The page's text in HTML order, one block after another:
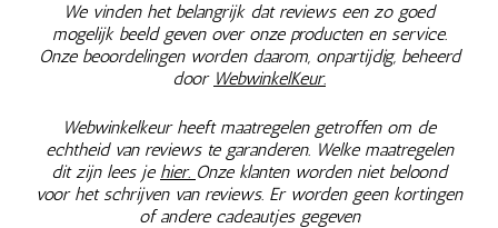
We vinden het belangrijk dat reviews een zo goed
mogelijk beeld geven over onze producten en service.
Onze beoordelingen worden daarom, onpartijdig, beheerd
door WebwinkelKeur.
Webwinkelkeur heeft maatregelen getroffen om de
echtheid van reviews te garanderen. Welke maatregelen
dit zijn lees je hier. Onze klanten worden niet beloond
voor het schrijven van reviews. Er worden geen kortingen
of andere cadeautjes gegeven